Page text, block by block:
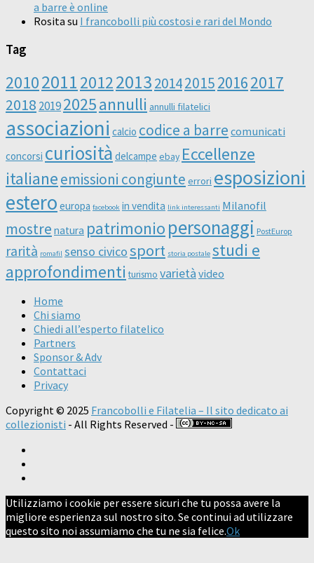
a barre è online
Rosita su I francobolli più costosi e rari del Mondo
Tag
20102011201220132014201520162017
2018 20192025annulli annulli filatelici
associazioni calcio codice a barre comunicati
concorsi curiosità delcampe ebay Eccellenze
italianeemissioni congiunte errori esposizioni
estero europa facebook in vendita link interessanti Milanofil
mostre natura patrimonio personaggi PostEurop
rarità romafil senso civicosport storia postale studi e
approfondimenti turismo varietà video
Home
Chi siamo
Chiedi all’esperto filatelico
Partners
Sponsor & Adv
Contattaci
Privacy
Copyright © 2025 Francobolli e Filatelia – Il sito dedicato ai
collezionisti - All Rights Reserved -
Utilizziamo i cookie per essere sicuri che tu possa avere la
migliore esperienza sul nostro sito. Se continui ad utilizzare
questo sito noi assumiamo che tu ne sia felice.Ok